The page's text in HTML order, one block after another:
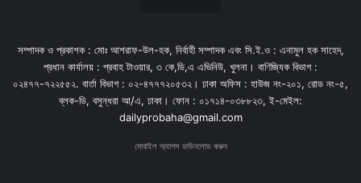
সম্পাদক ও প্রকাশক : মোঃ আশরাফ-উল-হক, নির্বাহী সম্পাদক এবং সি.ই.ও : এনামুল হক সাহেদ,
প্রধান কার্যালয় : প্রবাহ টাওয়ার, ৩ কে,ডি,এ এভিনিউ, খুলনা। বাণিজ্যিক বিভাগ :
০২৪৭৭-৭২২৫৫২. বার্তা বিভাগ : ০২-৪৭৭৭২০৫৩২। ঢাকা অফিস : হাউজ নং-২০১, রোড নং-৫,
ব্লক-ডি, বসুন্ধরা আ/এ, ঢাকা। ফোন : ০১৭১৪-০৩৮৮২৩, ই-মেইল:
dailyprobaha@gmail.com
মোবাইল অ্যাপস ডাউনলোড করুন